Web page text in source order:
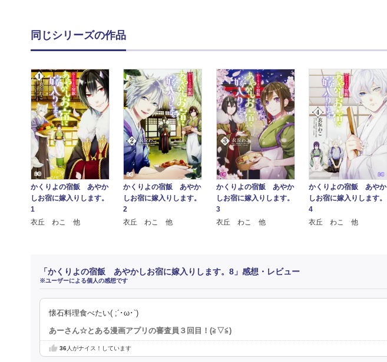
同じシリーズの作品
かくりよの宿飯 あやか
しお宿に嫁入りします。
1
衣丘 わこ 他
かくりよの宿飯 あやか
しお宿に嫁入りします。
2
衣丘 わこ 他
かくりよの宿飯 あやか
しお宿に嫁入りします。
3
衣丘 わこ 他
かくりよの宿飯 あやか
しお宿に嫁入りします。
4
衣丘 わこ 他
「かくりよの宿飯 あやかしお宿に嫁入りします。8」感想・レビュー
※ユーザーによる個人の感想です
懐石料理食べたい( ;´･ω･`)
あーさん☆とある漫画アプリの審査員３回目！(⁠≧⁠▽⁠≦⁠)
36人がナイス！しています